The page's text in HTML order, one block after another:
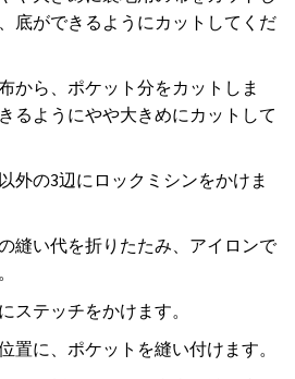
底ができるようにカットしてくだ
から、ポケット分をカットしま
るようにやや大きめにカットして
外の3辺にロックミシンをかけま
縫い代を折りたたみ、アイロンで
ステッチをかけます。
置に、ポケットを縫い付けます。